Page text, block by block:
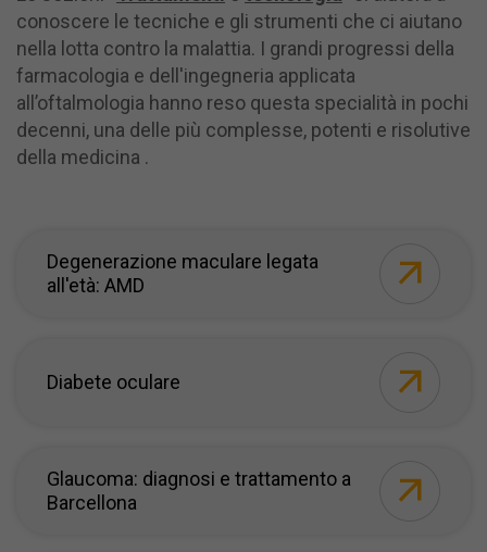
conoscere le tecniche e gli strumenti che ci aiutano
nella lotta contro la malattia. I grandi progressi della
farmacologia e dell'ingegneria applicata
all’oftalmologia hanno reso questa specialità in pochi
decenni, una delle più complesse, potenti e risolutive
della medicina .
Degenerazione maculare legata
all'età: AMD
Diabete oculare
Glaucoma: diagnosi e trattamento a
Barcellona